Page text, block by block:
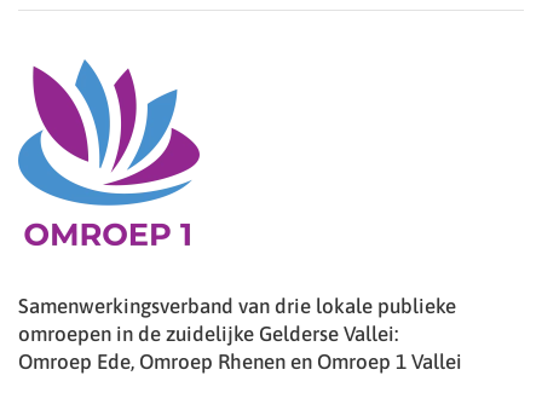
Samenwerkingsverband van drie lokale publieke
omroepen in de zuidelijke Gelderse Vallei:
Omroep Ede, Omroep Rhenen en Omroep 1 Vallei